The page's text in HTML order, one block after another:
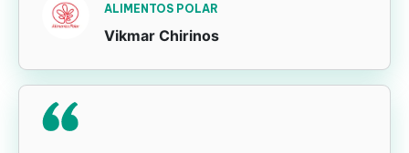
ALIMENTOS POLAR
Vikmar Chirinos